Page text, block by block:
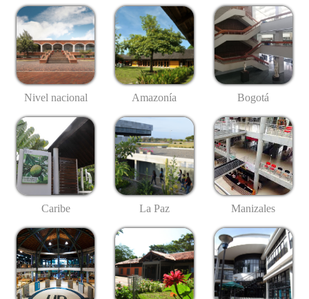
Nivel nacional Amazonía Bogotá
Caribe La Paz Manizales